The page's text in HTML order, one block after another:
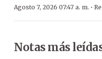
Agosto 7, 2026 07:47 a. m. ·
Notas más